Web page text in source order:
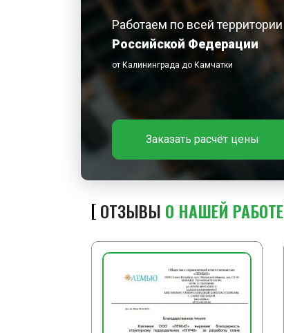
Работаем по всей территории
Российской Федерации
от Калининграда до Камчатки
Заказать расчёт цены
ОТЗЫВЫ О НАШЕЙ РАБОТЕ